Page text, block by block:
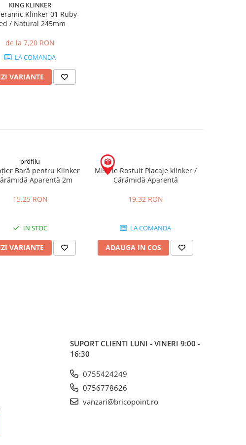
KING KLINKER
Klinker 01 Ruby-
/ Natural 245mm
de la 7,20 RON
LA COMANDA
VARIANTE
pröfilu
Bară pentru Klinker
Aparentă 2m
15,25 RON
IN STOC
VARIANTE
Mistrie Rostuit Placaje klinker /
Cărămidă Aparentă
19,32 RON
LA COMANDA
ADAUGA IN COS
SUPORT CLIENTI LUNI - VINERI 9:00 -
16:30
0755424249
0756778626
vanzari@bricopoint.ro